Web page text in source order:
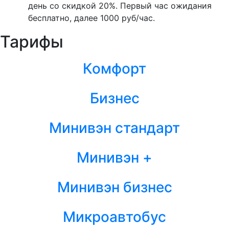
день со скидкой 20%. Первый час ожидания
бесплатно, далее 1000 руб/час.
Тарифы
Комфорт
Бизнес
Минивэн стандарт
Минивэн +
Минивэн бизнес
Микроавтобус